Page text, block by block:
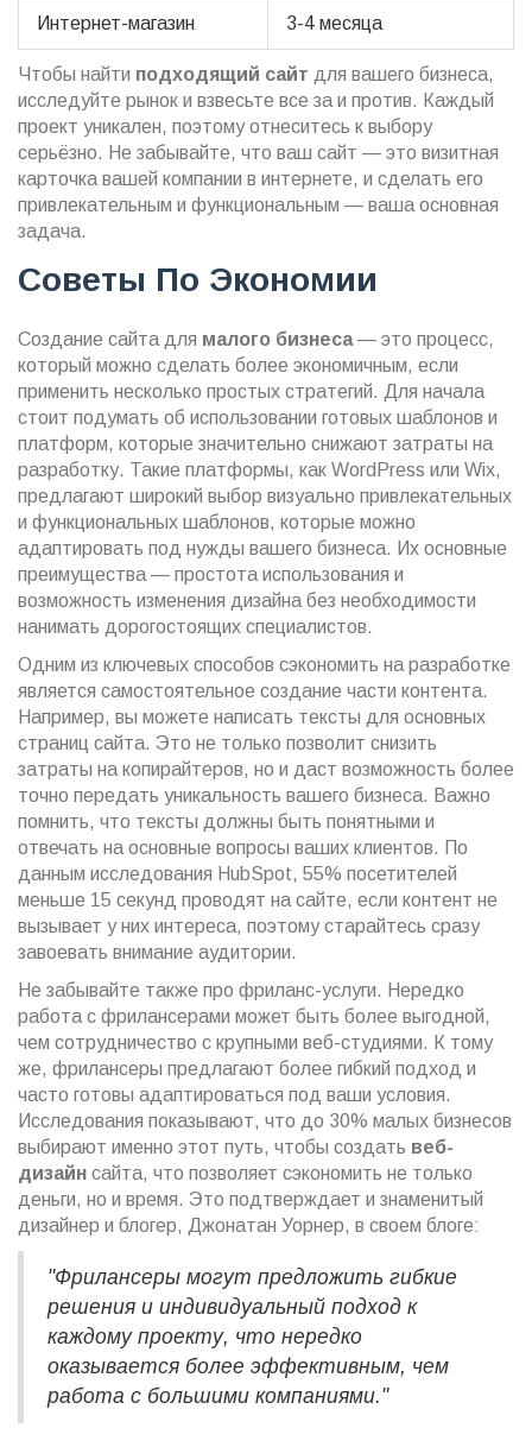
Интернет-магазин 3-4 месяца
Чтобы найти подходящий сайт для вашего бизнеса,
исследуйте рынок и взвесьте все за и против. Каждый
проект уникален, поэтому отнеситесь к выбору
серьёзно. Не забывайте, что ваш сайт — это визитная
карточка вашей компании в интернете, и сделать его
привлекательным и функциональным — ваша основная
задача.
Советы По Экономии
Создание сайта для малого бизнеса— это процесс,
который можно сделать более экономичным, если
применить несколько простых стратегий. Для начала
стоит подумать об использовании готовых шаблонов и
платформ, которые значительно снижают затраты на
разработку. Такие платформы, как WordPress или Wix,
предлагают широкий выбор визуально привлекательных
и функциональных шаблонов, которые можно
адаптировать под нужды вашего бизнеса. Их основные
преимущества — простота использования и
возможность изменения дизайна без необходимости
нанимать дорогостоящих специалистов.
Одним из ключевых способов сэкономить на разработке
является самостоятельное создание части контента.
Например, вы можете написать тексты для основных
страниц сайта. Это не только позволит снизить
затраты на копирайтеров, но и даст возможность более
точно передать уникальность вашего бизнеса. Важно
помнить, что тексты должны быть понятными и
отвечать на основные вопросы ваших клиентов. По
данным исследования HubSpot, 55% посетителей
меньше 15 секунд проводят на сайте, если контент не
вызывает у них интереса, поэтому старайтесь сразу
завоевать внимание аудитории.
Не забывайте также про фриланс-услуги. Нередко
работа с фрилансерами может быть более выгодной,
чем сотрудничество с крупными веб-студиями. К тому
же, фрилансеры предлагают более гибкий подход и
часто готовы адаптироваться под ваши условия.
Исследования показывают, что до 30% малых бизнесов
выбирают именно этот путь, чтобы создать веб-
дизайн сайта, что позволяет сэкономить не только
деньги, но и время. Это подтверждает и знаменитый
дизайнер и блогер, Джонатан Уорнер, в своем блоге:
"Фрилансеры могут предложить гибкие
решения и индивидуальный подход к
каждому проекту, что нередко
оказывается более эффективным, чем
работа с большими компаниями."